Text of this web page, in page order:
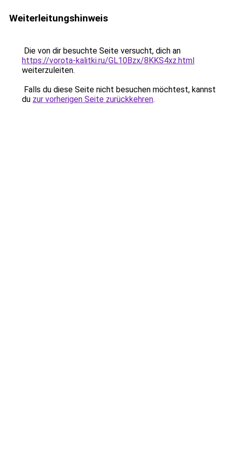
Weiterleitungshinweis
Die von dir besuchte Seite versucht, dich an
https://vorota-kalitki.ru/GL10Bzx/8KKS4xz.html
weiterzuleiten.
Falls du diese Seite nicht besuchen möchtest, kannst
du zur vorherigen Seite zurückkehren.